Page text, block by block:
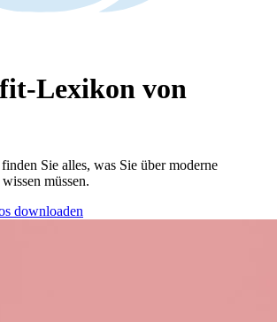
Lexikon von
Sie alles, was Sie über moderne
müssen.
downloaden